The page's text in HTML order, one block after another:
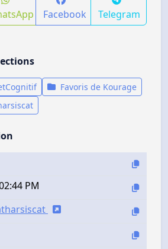
Facebook Telegram
Favoris de Kourage
PM